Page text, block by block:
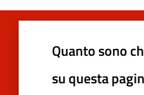
Quanto sono
su questa